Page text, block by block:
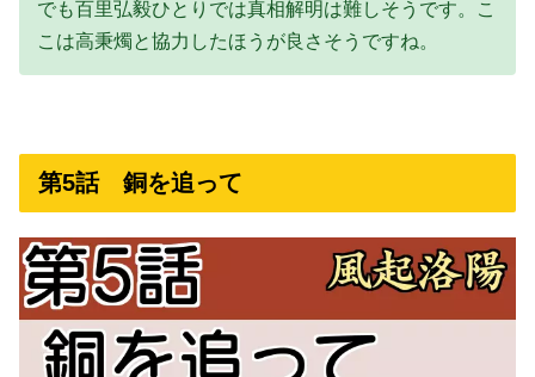
でも百里弘毅ひとりでは真相解明は難しそうです。こ
こは高秉燭と協力したほうが良さそうですね。
第5話 銅を追って